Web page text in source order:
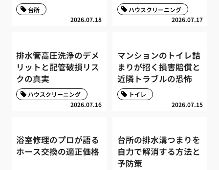
2026.07.18
台所
2026.07.17
ハウスクリーニング
排水管高圧洗浄のデメ
リットと配管破損リス
クの真実
2026.07.16
ハウスクリーニング
マンションのトイレ詰
まりが招く損害賠償と
近隣トラブルの恐怖
2026.07.15
トイレ
浴室修理のプロが語る
ホース交換の適正価格
台所の排水溝つまりを
自力で解消する方法と
予防策